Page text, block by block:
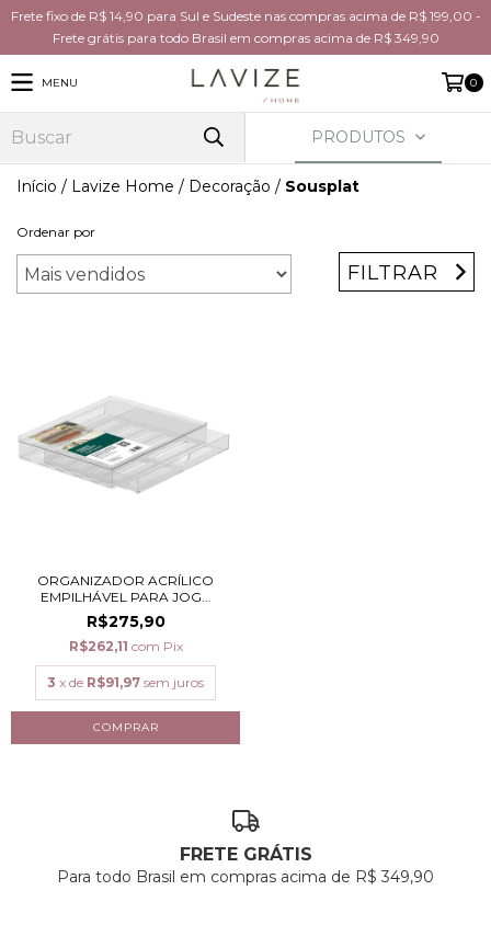
Frete fixo de R$ 14,90 para Sul e Sudeste nas compras acima de R$ 199,00 -
Frete grátis para todo Brasil em compras acima de R$ 349,90
MENU 0
PRODUTOS
Início / Lavize Home / Decoração / Sousplat
Ordenar por
FILTRAR
ORGANIZADOR ACRÍLICO
EMPILHÁVEL PARA JOG...
R$275,90
R$262,11 com Pix
3 x de R$91,97 sem juros
FRETE GRÁTIS
Para todo Brasil em compras acima de R$ 349,90